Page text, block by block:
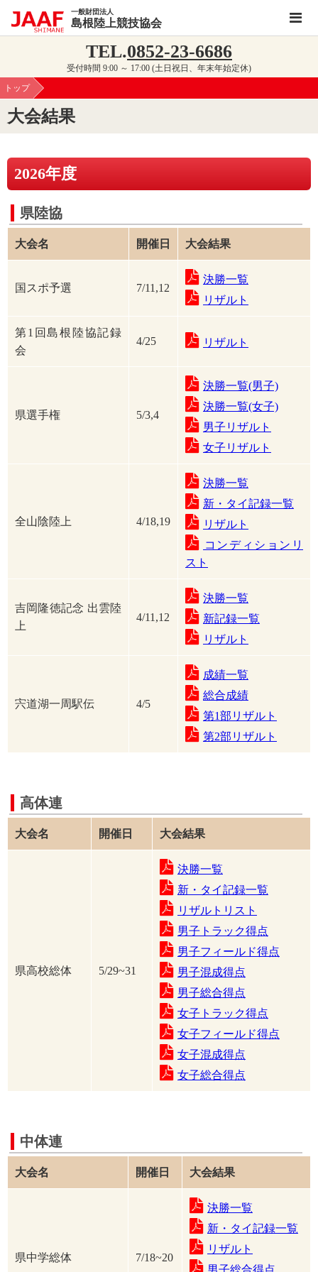
一般財団法人
島根陸上競技協会
TEL.0852-23-6686
受付時間 9:00 ～ 17:00 (土日祝日、年末年始定休)
トップ
大会結果
2026年度
県陸協
大会名 開催日 大会結果
国スポ予選 7/11,12
決勝一覧
リザルト
第1回島根陸協記録
会
4/25 リザルト
県選手権 5/3,4
決勝一覧(男子)
決勝一覧(女子)
男子リザルト
女子リザルト
全山陰陸上 4/18,19
決勝一覧
新・タイ記録一覧
リザルト
コンディションリ
スト
吉岡隆徳記念 出雲陸
上
4/11,12
決勝一覧
新記録一覧
リザルト
宍道湖一周駅伝 4/5
成績一覧
総合成績
第1部リザルト
第2部リザルト
高体連
大会名 開催日 大会結果
県高校総体 5/29~31
決勝一覧
新・タイ記録一覧
リザルトリスト
男子トラック得点
男子フィールド得点
男子混成得点
男子総合得点
女子トラック得点
女子フィールド得点
女子混成得点
女子総合得点
中体連
大会名 開催日 大会結果
県中学総体 7/18~20
決勝一覧
新・タイ記録一覧
リザルト
男子総合得点